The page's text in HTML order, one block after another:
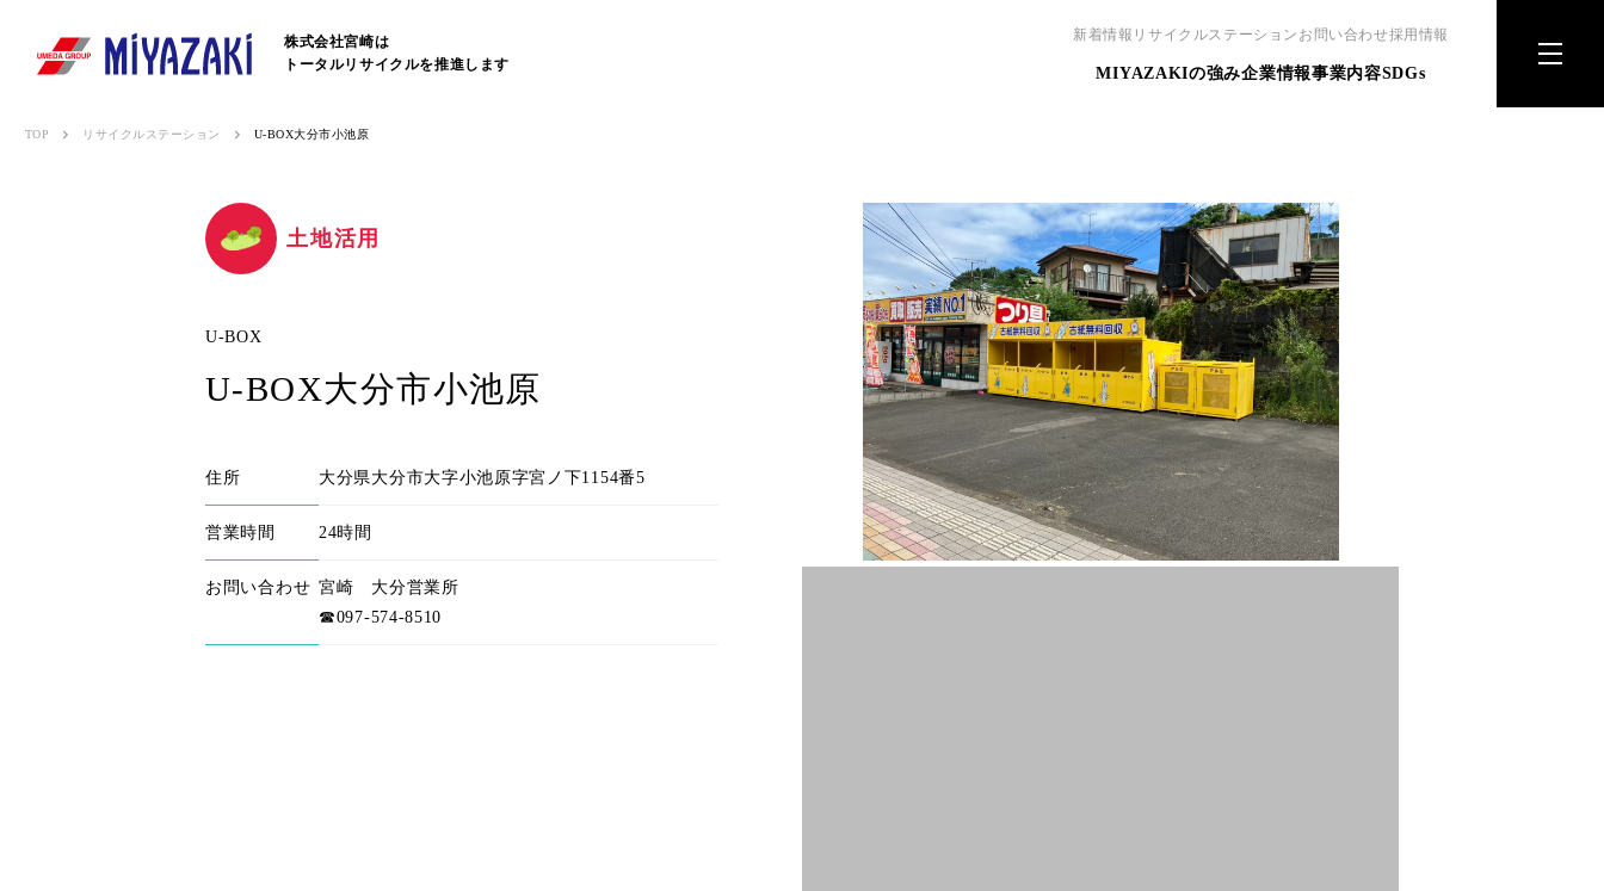
株式会社宮崎は
トータルリサイクルを推進します
新着情報 リサイクルステーション お問い合わせ採用情報
MIYAZAKIの強み企業情報事業内容SDGs
TOP リサイクルステーション U-BOX大分市小池原
土地活用
U-BOX
U-BOX大分市小池原
住所 大分県大分市大字小池原字宮ノ下1154番5
営業時間 24時間
お問い合わせ 宮崎 大分営業所
☎097-574-8510